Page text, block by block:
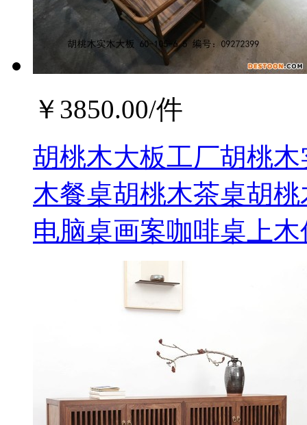
￥ 3850.00/件
胡桃木大板工厂胡桃
木餐桌胡桃木茶桌胡
电脑桌画案咖啡桌上木